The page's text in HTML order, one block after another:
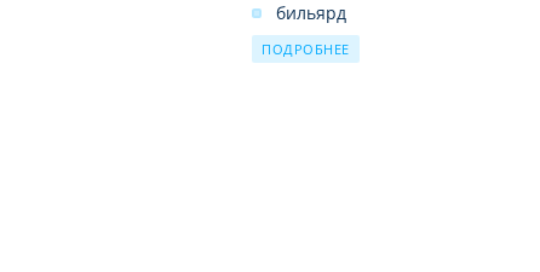
бильярд
аэрохоккей
ПОДРОБНЕЕ